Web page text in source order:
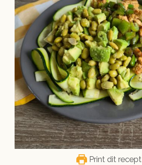
Print dit recept